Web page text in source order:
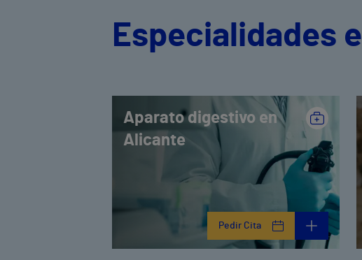
Especialidades
Aparato digestivo en
Alicante
Pedir Cita